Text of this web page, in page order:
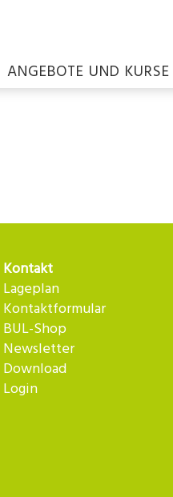
ANGEBOTE UND KURSE
Kontakt
Lageplan
Kontaktformular
BUL-Shop
Newsletter
Download
Login